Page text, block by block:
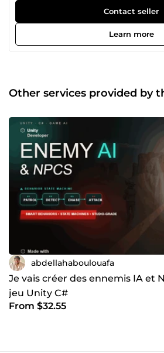
(pathfinding, comportements)
Optimisation et refactoring de code
(Meta Quest, Photon Fusion 2) 🏆 Expériences clés : Stage
chez Squidio (Montréal) : jeu VR
Collège de Bois-de-Boulogne (2026) Code propre, livraison
dans les délais, communication
Contact seller
Learn more
Other services provided by
abdellahaboulouafa
Je vais créer des ennemis IA et
jeu Unity C#
From $32.55